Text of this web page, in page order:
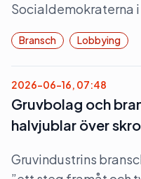
Socialdemokraterna
Bransch Lobbying
2026-06-16, 07:48
Gruvbolag och
halvjublar över
Gruvindustrins